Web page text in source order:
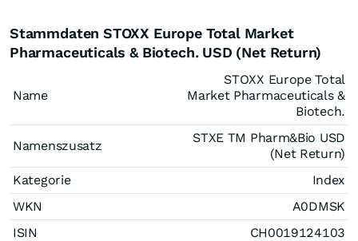
Stammdaten STOXX Europe Total Market
Pharmaceuticals & Biotech. USD (Net Return)
Name
STOXX Europe Total
Market Pharmaceuticals &
Biotech.
Namenszusatz
STXE TM Pharm&Bio USD
(Net Return)
Kategorie
Index
WKN
A0DMSK
ISIN
CH0019124103